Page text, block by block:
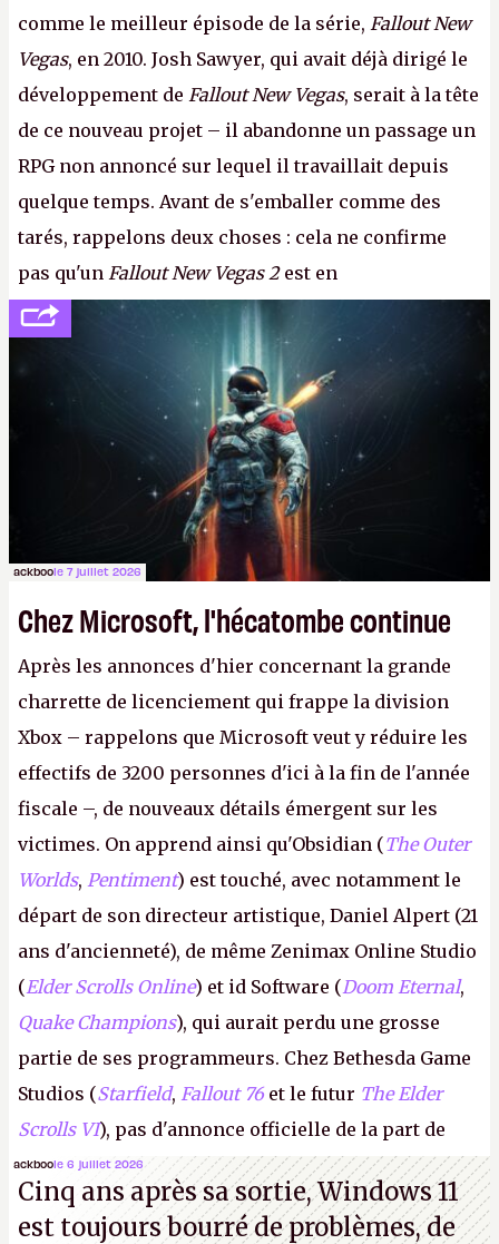
comme le meilleur épisode de la série, Fallout New
Vegas, en 2010. Josh Sawyer, qui avait déjà dirigé le
développement de Fallout New Vegas, serait à la tête
de ce nouveau projet – il abandonne un passage un
RPG non annoncé sur lequel il travaillait depuis
quelque temps. Avant de s'emballer comme des
tarés, rappelons deux choses : cela ne confirme
pas qu'un Fallout New Vegas 2est en
développement (pour ce que l'on sait, ils bossent
peut-être sur
Fallout Football ou
Fallout vs. Les
Lapins Crétins) et l'Obsidian d'aujourd'hui n'est plus
le même studio qu'il y a 15 ans. Mais bon, OK, on
peut commencer à fantasmer.A.
ackboole 7 juillet 2026
Chez Microsoft, l'hécatombe continue
Après les annonces d'hier concernant la grande
charrette de licenciement qui frappe la division
Xbox – rappelons que Microsoft veut y réduire les
effectifs de 3200 personnes d'ici à la fin de l'année
fiscale –, de nouveaux détails émergent sur les
victimes. On apprend ainsi qu'Obsidian (The Outer
Worlds, Pentiment) est touché, avec notamment le
départ de son directeur artistique, Daniel Alpert (21
ans d'ancienneté), de même Zenimax Online Studio
(Elder Scrolls Online) et id Software (Doom Eternal,
Quake Champions), qui aurait perdu une grosse
partie de ses programmeurs. Chez Bethesda Game
Studios (Starfield, Fallout 76 et le futur The Elder
Scrolls VI), pas d'annonce officielle de la part de
Microsoft, mais le syndicat des employés confirme
de nombreux licenciements.A.
ackboole 6 juillet 2026
Cinq ans après sa sortie, Windows 11
est toujours bourré de problèmes, de